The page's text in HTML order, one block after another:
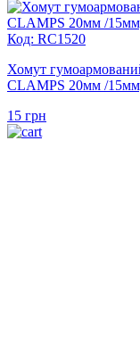
Код: RC1520
Хомут
CLAMPS 20мм /
15 грн